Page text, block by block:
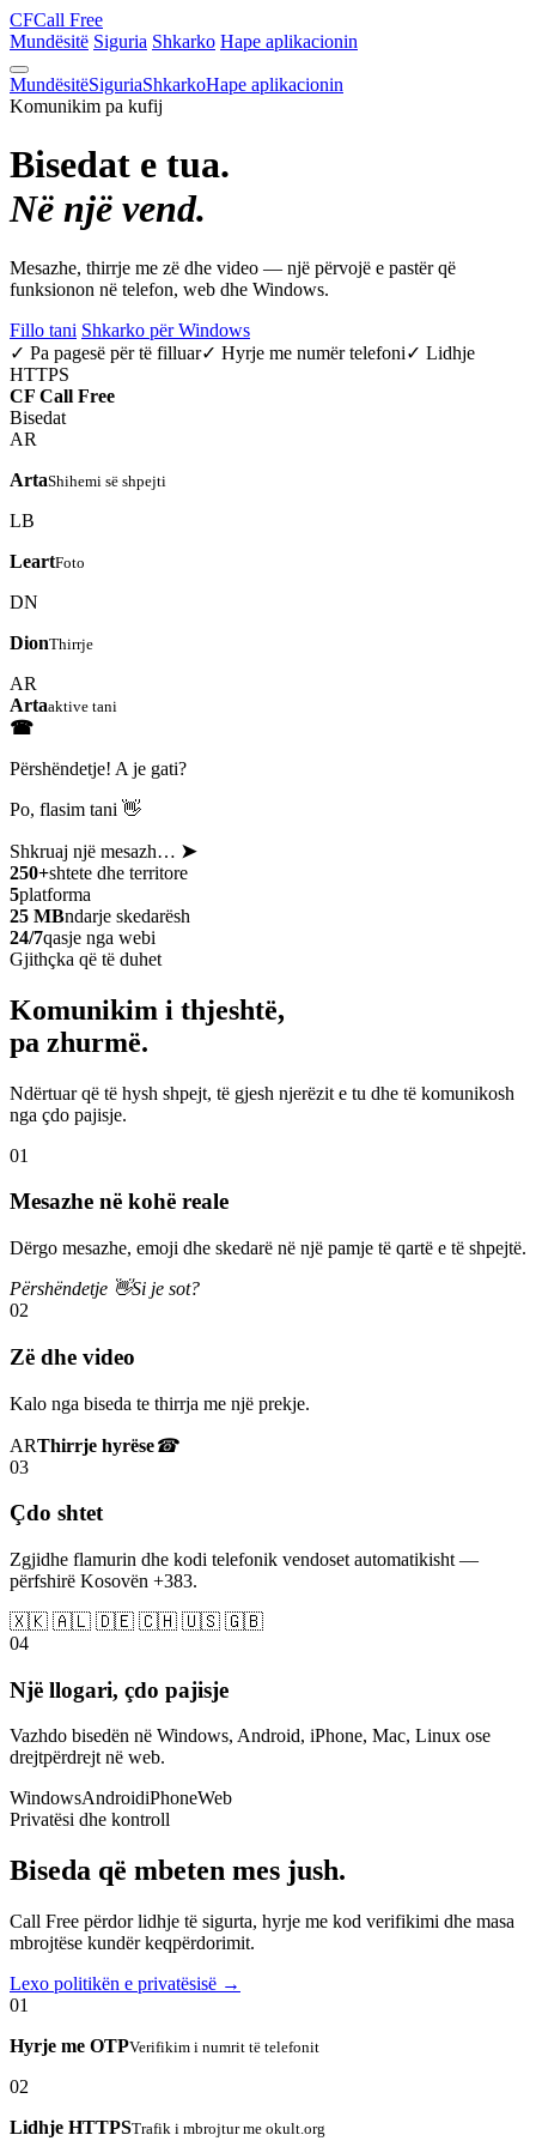
CFCall Free
Mundësitë Siguria Shkarko Hape aplikacionin
MundësitëSiguriaShkarkoHape aplikacionin
Komunikim pa kufij
Bisedat e tua.
Në një vend.
Mesazhe, thirrje me zë dhe video — një përvojë e pastër që
funksionon në telefon, web dhe Windows.
Fillo tani Shkarko për Windows
✓ Pa pagesë për të filluar✓ Hyrje me numër telefoni✓ Lidhje
HTTPS
CF Call Free
Bisedat
AR
ArtaShihemi së shpejti
LB
LeartFoto
DN
DionThirrje
AR
Artaaktive tani
☎
Përshëndetje! A je gati?
Po, flasim tani 👋
Shkruaj një mesazh… ➤
250+shtete dhe territore
5platforma
25 MBndarje skedarësh
24/7qasje nga webi
Gjithçka që të duhet
Komunikim i thjeshtë,
pa zhurmë.
Ndërtuar që të hysh shpejt, të gjesh njerëzit e tu dhe të komunikosh
nga çdo pajisje.
01
Mesazhe në kohë reale
Dërgo mesazhe, emoji dhe skedarë në një pamje të qartë e të shpejtë.
Përshëndetje 👋Si je sot?
02
Zë dhe video
Kalo nga biseda te thirrja me një prekje.
ARThirrje hyrëse☎
03
Çdo shtet
Zgjidhe flamurin dhe kodi telefonik vendoset automatikisht —
përfshirë Kosovën +383.
🇽🇰 🇦🇱 🇩🇪 🇨🇭 🇺🇸 🇬🇧
04
Një llogari, çdo pajisje
Vazhdo bisedën në Windows, Android, iPhone, Mac, Linux ose
drejtpërdrejt në web.
WindowsAndroidiPhoneWeb
Privatësi dhe kontroll
Biseda që mbeten mes jush.
Call Free përdor lidhje të sigurta, hyrje me kod verifikimi dhe masa
mbrojtëse kundër keqpërdorimit.
Lexo politikën e privatësisë →
01
Hyrje me OTPVerifikim i numrit të telefonit
02
Lidhje HTTPSTrafik i mbrojtur me okult.org